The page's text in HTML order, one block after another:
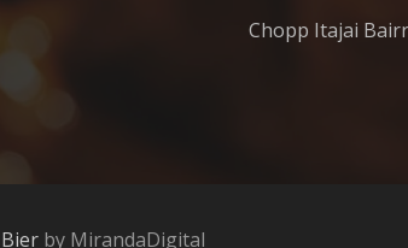
Chopp Itajai
by MirandaDigital